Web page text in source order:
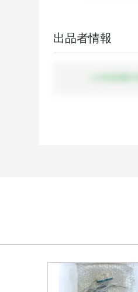
出品者情報